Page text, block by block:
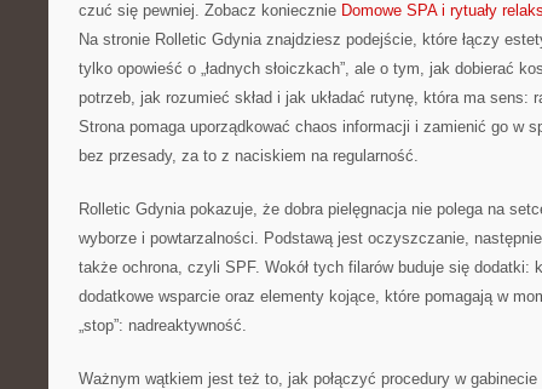
czuć się pewniej. Zobacz koniecznie Domowe SPA i rytuały
Na stronie Rolletic Gdynia znajdziesz podejście, które łączy
tylko opowieść o „ładnych słoiczkach”, ale o tym, jak dobierać
potrzeb, jak rozumieć skład i jak układać rutynę, która ma sens:
Strona pomaga uporządkować chaos informacji i zamienić go w
bez przesady, za to z naciskiem na regularność.
Rolletic Gdynia pokazuje, że dobra pielęgnacja nie polega na
wyborze i powtarzalności. Podstawą jest oczyszczanie,
także ochrona, czyli SPF. Wokół tych filarów buduje się dodatki:
dodatkowe wsparcie oraz elementy kojące, które pomagają w
„stop”: nadreaktywność.
Ważnym wątkiem jest też to, jak połączyć procedury w